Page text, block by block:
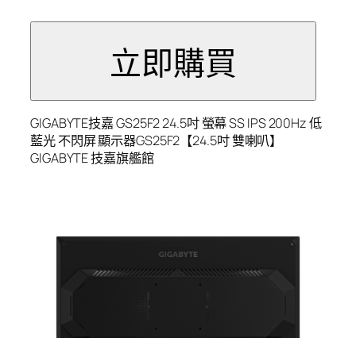
GIGABYTE技嘉 GS25F2 24.5吋 螢幕 SS IPS 200Hz 低
藍光 不閃屏 顯示器GS25F2【24.5吋 雙喇叭】
GIGABYTE 技嘉旗艦館